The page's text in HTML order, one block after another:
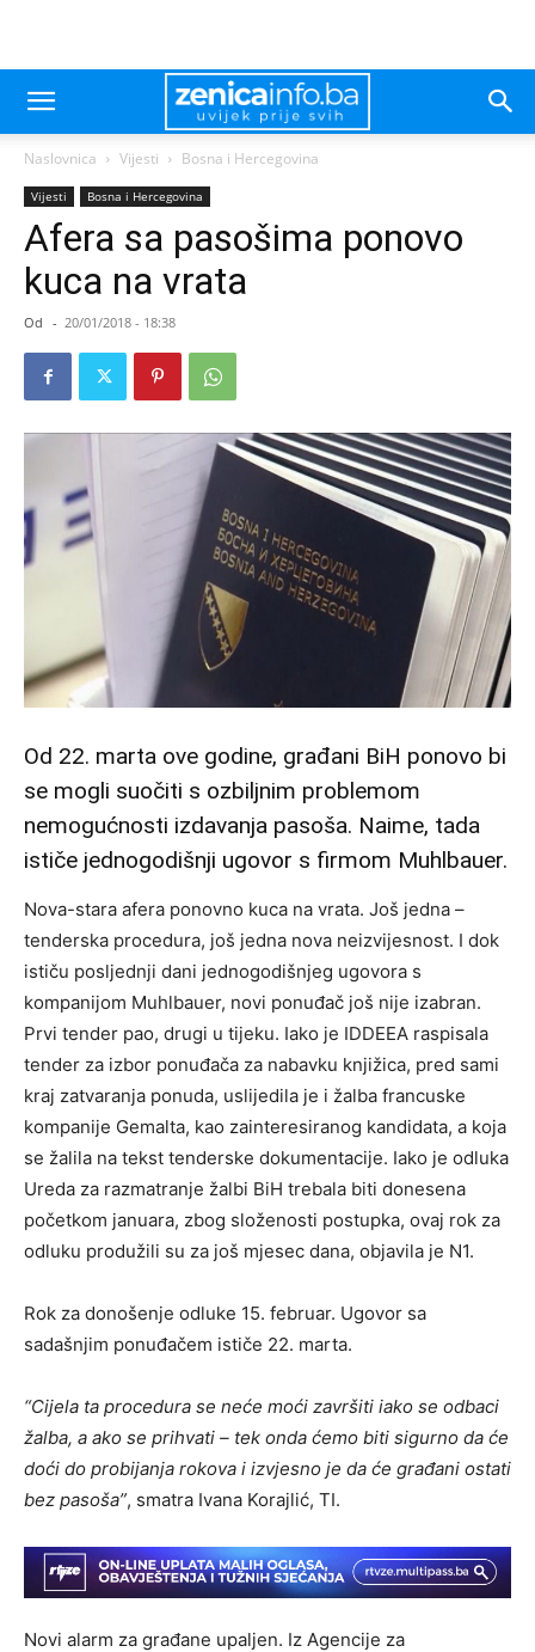
Naslovnica Vijesti Bosna i Hercegovina
Vijesti Bosna i Hercegovina
Afera sa pasošima ponovo
kuca na vrata
Od - 20/01/2018 - 18:38
Od 22. marta ove godine, građani BiH ponovo bi
se mogli suočiti s ozbiljnim problemom
nemogućnosti izdavanja pasoša. Naime, tada
ističe jednogodišnji ugovor s firmom Muhlbauer.
Nova-stara afera ponovno kuca na vrata. Još jedna –
tenderska procedura, još jedna nova neizvijesnost. I dok
ističu posljednji dani jednogodišnjeg ugovora s
kompanijom Muhlbauer, novi ponuđač još nije izabran.
Prvi tender pao, drugi u tijeku. Iako je IDDEEA raspisala
tender za izbor ponuđača za nabavku knjižica, pred sami
kraj zatvaranja ponuda, uslijedila je i žalba francuske
kompanije Gemalta, kao zainteresiranog kandidata, a koja
se žalila na tekst tenderske dokumentacije. Iako je odluka
Ureda za razmatranje žalbi BiH trebala biti donesena
početkom januara, zbog složenosti postupka, ovaj rok za
odluku produžili su za još mjesec dana, objavila je N1.
Rok za donošenje odluke 15. februar. Ugovor sa
sadašnjim ponuđačem ističe 22. marta.
“Cijela ta procedura se neće moći završiti iako se odbaci
žalba, a ako se prihvati – tek onda ćemo biti sigurno da će
doći do probijanja rokova i izvjesno je da će građani ostati
bez pasoša”, smatra Ivana Korajlić, TI.
Novi alarm za građane upaljen. Iz Agencije za